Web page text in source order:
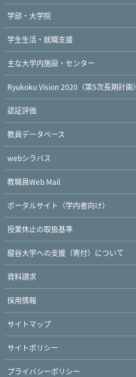
学部・大学院
学生生活・就職支援
主な大学内施設・センター
Ryukoku Vision 2020（第5次長期計画）
認証評価
教員データベース
webシラバス
教職員Web Mail
ポータルサイト（学内者向け）
授業休止の取扱基準
龍谷大学への支援（寄付）について
資料請求
採用情報
サイトマップ
サイトポリシー
プライバシーポリシー